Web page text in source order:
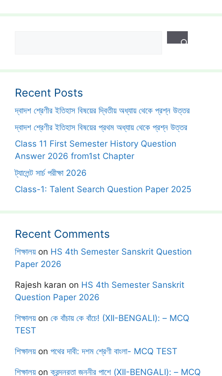
Recent Posts
দ্বাদশ শ্রেণীর ইতিহাস বিষয়ের দ্বিতীয় অধ্যায় থেকে প্রশ্ন উত্তর
দ্বাদশ শ্রেণীর ইতিহাস বিষয়ের প্রথম অধ্যায় থেকে প্রশ্ন উত্তর
Class 11 First Semester History Question
Answer 2026 from1st Chapter
ট্যালেন্ট সার্চ পরীক্ষা 2026
Class-1: Talent Search Question Paper 2025
Recent Comments
শিক্ষালয়on HS 4th Semester Sanskrit Question
Paper 2026
Rajesh karan on HS 4th Semester Sanskrit
Question Paper 2026
শিক্ষালয়on কে বাঁচায় কে বাঁচে! (XII-BENGALI): – MCQ
TEST
শিক্ষালয়on পথের দাবী: দশম শ্রেণী বাংলা- MCQ TEST
শিক্ষালয়onক্রন্দনরতা জননীর পাশে (XII-BENGALI): – MCQ